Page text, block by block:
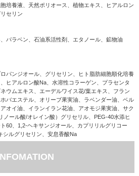
培養液、天然ポリオース、植物エキス、ヒアルロン
セリン
パラベン、石油系活性剤、エタノール、鉱物油
パンジオール、グリセリン、ヒト脂肪細胞順化培養
ヒアルロン酸Na、水溶性コラーゲン、プラセンタ
ウムエキス、エーデルワイス花/葉エキス、フラン
バエステル、オリーブ果実油、ラベンダー油、ベル
オイ油、イランイラン花油、アオモジ果実油、サク
ノール酸/オレイン酸）グリセリル、PEG-40水添ヒ
60、1,2-ヘキサンジオール、カプリリルグリコー
シルグリセリン、安息香酸Na